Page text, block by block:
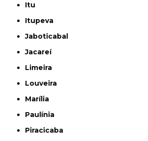
Itu
Itupeva
Jaboticabal
Jacareí
Limeira
Louveira
Marília
Paulínia
Piracicaba